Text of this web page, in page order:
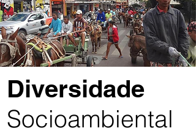
Diversidade
Socioambiental